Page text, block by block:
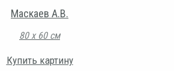
Маскаев А.В.
80 х 60 см
Купить картину